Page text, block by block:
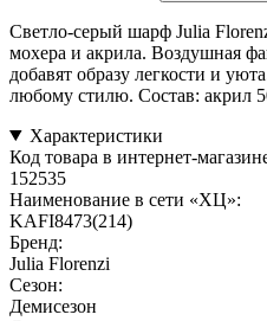
Светло-серый шарф Julia
мохера и акрила. Воздушная
добавят образу легкости и
любому стилю. Состав: акрил
Характеристики
Код товара в интернет-
152535
Наименование в сети «ХЦ»:
KAFI8473(214)
Бренд:
Julia Florenzi
Сезон:
Демисезон